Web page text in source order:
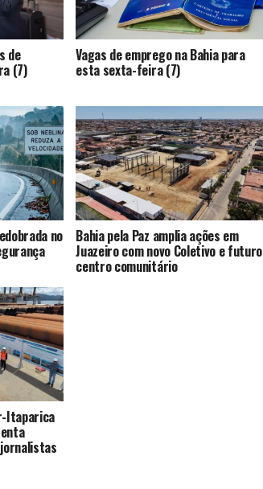
de
(7)
Vagas de emprego na Bahia para
esta sexta-feira (7)
no Bahia pela Paz amplia ações em
Juazeiro com novo Coletivo e futuro
centro comunitário
Itaparica